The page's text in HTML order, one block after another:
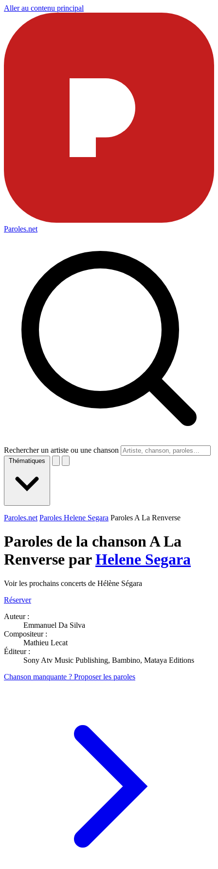
Aller au contenu principal
Paroles.net
Rechercher un artiste ou une chanson
Thématiques
Paroles.net Paroles Helene Segara Paroles A La Renverse
Paroles de la chanson A La
Renverse parHelene Segara
Voir les prochains concerts de Hélène Ségara
Réserver
Auteur :
Emmanuel Da Silva
Compositeur :
Mathieu Lecat
Éditeur :
Sony Atv Music Publishing, Bambino, Mataya Editions
Chanson manquante ? Proposer les paroles